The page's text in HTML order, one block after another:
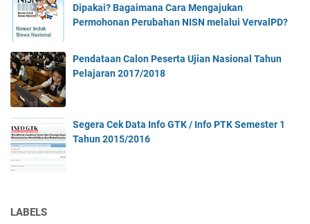
Dipakai? Bagaimana Cara Mengajukan
Permohonan Perubahan NISN melalui VervalPD?
Pendataan Calon Peserta Ujian Nasional Tahun
Pelajaran 2017/2018
Segera Cek Data Info GTK / Info PTK Semester 1
Tahun 2015/2016
LABELS